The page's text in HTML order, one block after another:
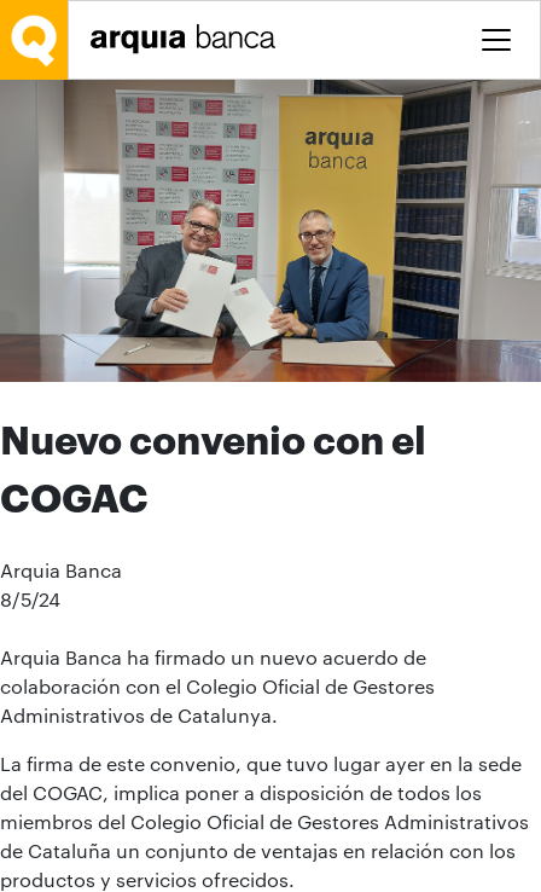
Saltar al contenido principal
Nuevo convenio con el
COGAC
Arquia Banca
8/5/24
Arquia Banca ha firmado un nuevo acuerdo de
colaboración con el Colegio Oficial de Gestores
Administrativos de Catalunya.
La firma de este convenio, que tuvo lugar ayer en la sede
del COGAC, implica poner a disposición de todos los
miembros del Colegio Oficial de Gestores Administrativos
de Cataluña un conjunto de ventajas en relación con los
productos y servicios ofrecidos.